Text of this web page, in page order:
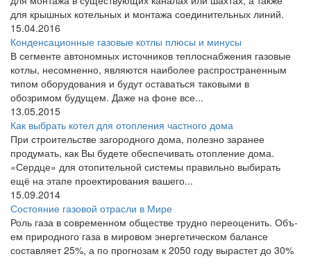
для крышных котельных и монтажа соединительных линий.
15.04.2016
Конденсационные газовые котлы плюсы и минусы
В сегменте автономных источников теплоснабжения газовые
котлы, несомненно, являются наиболее распространенным
типом оборудования и будут оставаться таковыми в
обозримом будущем. Даже на фоне все...
13.05.2015
Как выбрать котел для отопления частного дома
При строительстве загородного дома, полезно заранее
продумать, как Вы будете обеспечивать отопление дома.
«Сердце» для отопительной системы правильно выбирать
ещё на этапе проектирования вашего...
15.09.2014
Состояние газовой отрасли в Мире
Роль газа в современном обществе трудно переоценить. Объ­
ем природного газа в мировом энергетическом балансе
составляет 25%, а по прогнозам к 2050 году вырастет до 30%